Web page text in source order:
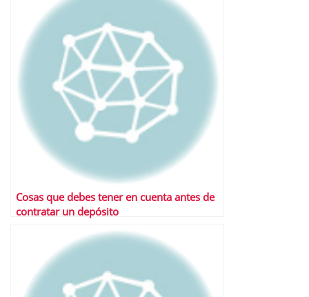
Cosas que debes tener en cuenta antes de
contratar un depósito